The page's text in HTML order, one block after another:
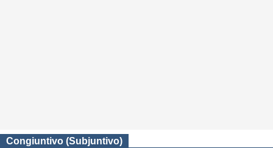
Congiuntivo (Subjuntivo)